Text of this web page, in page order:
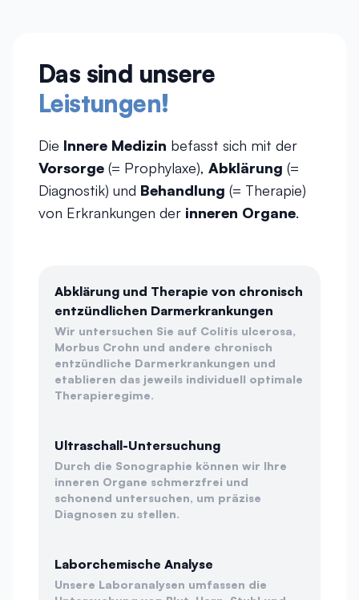
Das sind unsere
Leistungen!
Die Innere Medizin befasst sich mit der
Vorsorge (= Prophylaxe), Abklärung (=
Diagnostik) und Behandlung (= Therapie)
von Erkrankungen der inneren Organe.
Abklärung und Therapie von chronisch
entzündlichen Darmerkrankungen
Wir untersuchen Sie auf Colitis ulcerosa,
Morbus Crohn und andere chronisch
entzündliche Darmerkrankungen und
etablieren das jeweils individuell optimale
Therapieregime.
Ultraschall-Untersuchung
Durch die Sonographie können wir Ihre
inneren Organe schmerzfrei und
schonend untersuchen, um präzise
Diagnosen zu stellen.
Laborchemische Analyse
Unsere Laboranalysen umfassen die